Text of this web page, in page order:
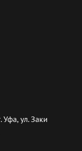
Уфа, ул. Заки